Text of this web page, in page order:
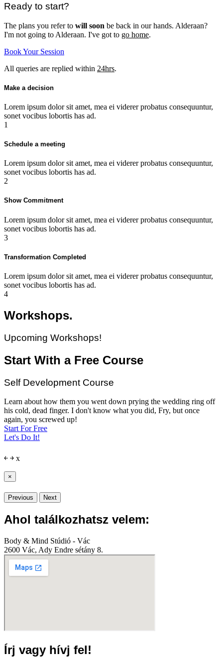
Ready to start?
The plans you refer to will soon be back in our hands. Alderaan?
I'm not going to Alderaan. I've got to go home.
Book Your Session
All queries are replied within 24hrs.
Make a decision
Lorem ipsum dolor sit amet, mea ei viderer probatus consequuntur,
sonet vocibus lobortis has ad.
1
Schedule a meeting
Lorem ipsum dolor sit amet, mea ei viderer probatus consequuntur,
sonet vocibus lobortis has ad.
2
Show Commitment
Lorem ipsum dolor sit amet, mea ei viderer probatus consequuntur,
sonet vocibus lobortis has ad.
3
Transformation Completed
Lorem ipsum dolor sit amet, mea ei viderer probatus consequuntur,
sonet vocibus lobortis has ad.
4
Workshops.
Upcoming Workshops!
Start With a Free Course
Self Development Course
Learn about how them you went down prying the wedding ring off
his cold, dead finger. I don't know what you did, Fry, but once
again, you screwed up!
Start For Free
Let's Do It!
￩ ￫ x
×
Previous Next
Ahol találkozhatsz velem:
Body & Mind Stúdió - Vác
2600 Vác, Ady Endre sétány 8.
Írj vagy hívj fel!